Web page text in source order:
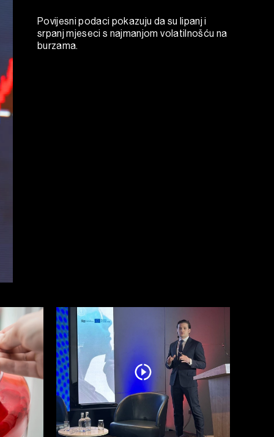
Povijesni podaci pokazuju da su lipanj i
srpanj mjeseci s najmanjom volatilnošću na
burzama.